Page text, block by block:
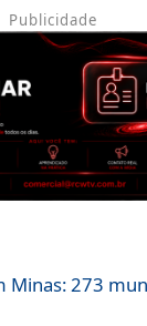
Publicidade
Minas: 273